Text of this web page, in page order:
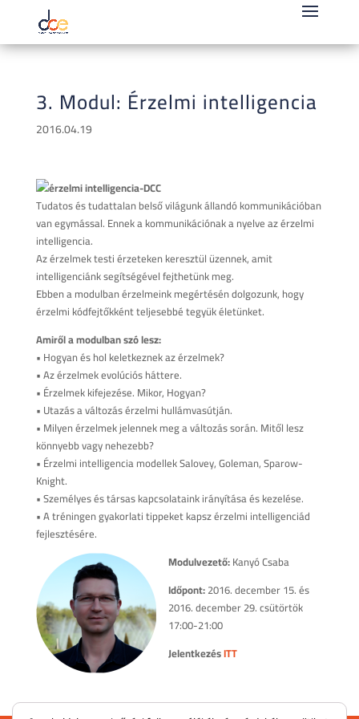
3. Modul: Érzelmi intelligencia
2016.04.19
Tudatos és tudattalan belső világunk állandó kommunikációban
van egymással. Ennek a kommunikációnak a nyelve az érzelmi
intelligencia.
Az érzelmek testi érzeteken keresztül üzennek, amit
intelligenciánk segítségével fejthetünk meg.
Ebben a modulban érzelmeink megértésén dolgozunk, hogy
érzelmi kódfejtőkként teljesebbé tegyük életünket.
Amiről a modulban szó lesz:
• Hogyan és hol keletkeznek az érzelmek?
• Az érzelmek evolúciós háttere.
• Érzelmek kifejezése. Mikor, Hogyan?
• Utazás a változás érzelmi hullámvasútján.
• Milyen érzelmek jelennek meg a változás során. Mitől lesz
könnyebb vagy nehezebb?
• Érzelmi intelligencia modellek Salovey, Goleman, Sparow-
Knight.
• Személyes és társas kapcsolataink irányítása és kezelése.
• A tréningen gyakorlati tippeket kapsz érzelmi intelligenciád
fejlesztésére.
Modulvezető:Kanyó Csaba
Időpont:2016. december 15. és
2016. december 29. csütörtök
17:00-21:00
JelentkezésITT